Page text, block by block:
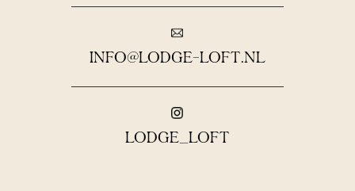
INFO@LODGE-LOFT.NL
LODGE_LOFT